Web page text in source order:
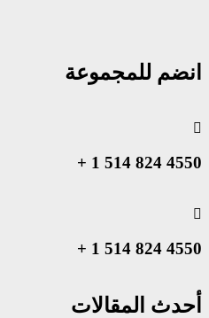
انضم للمجموعة
4550 824 514 1 +
4550 824 514 1 +
أحدث المقالات